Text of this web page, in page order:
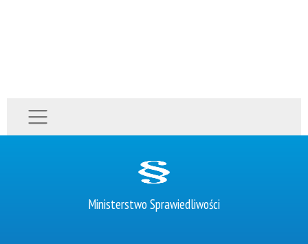
Ministerstwo Sprawiedliwości